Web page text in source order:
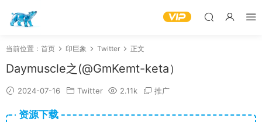
当前位置： 首页 印巨象 Twitter 正文
Daymuscle之(@GmKemt-keta）
2024-07-16 Twitter 2.11k 推广
资源下载